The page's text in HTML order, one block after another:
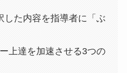
した内容を指導者に「ぶ
上達を加速させる3つの